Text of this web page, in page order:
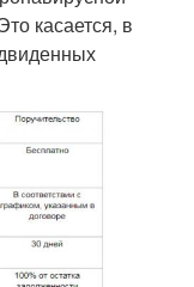
касается, в